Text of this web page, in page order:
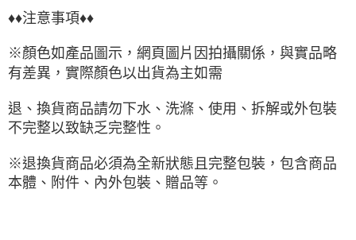
♦♦注意事項♦♦
※顏色如產品圖示，網頁圖片因拍攝關係，與實品略
有差異，實際顏色以出貨為主如需
退、換貨商品請勿下水、洗滌、使用、拆解或外包裝
不完整以致缺乏完整性。
※退換貨商品必須為全新狀態且完整包裝，包含商品
本體、附件、內外包裝、贈品等。